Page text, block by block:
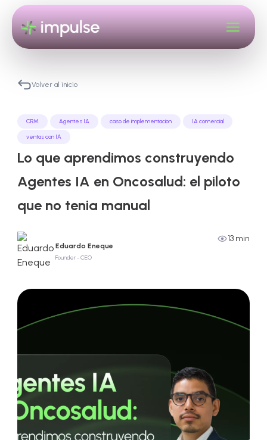
Volver al inicio
CRM Agentes IA caso de implementacion
IA comercial
ventas con IA
Lo que aprendimos construyendo
Agentes IA en Oncosalud: el piloto
que no tenia manual
Eduardo Eneque
Founder - CEO
13 min